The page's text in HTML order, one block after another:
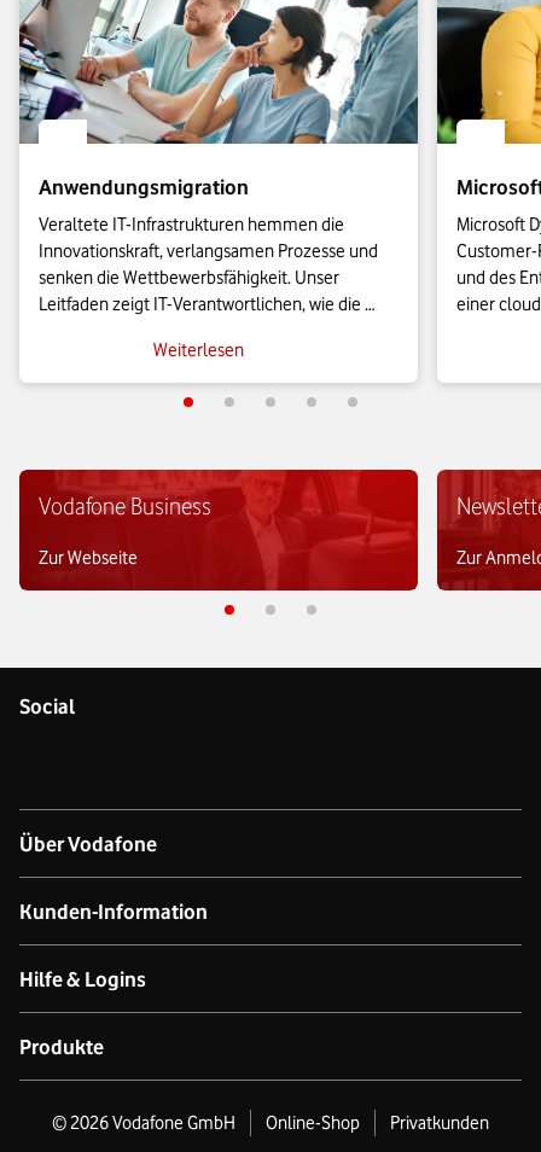
Anwendungsmigration
Veraltete IT-Infrastrukturen hemmen die
Innovationskraft, verlangsamen Prozesse und
senken die Wettbewerbsfähigkeit. Unser
Leitfaden zeigt IT-Verantwortlichen, wie die
gelingt und wie sich geschäftskritische Prozesse
agil skalieren lassen.
Weiterlesen
Microsoft
Customer-
und des
einer
Vodafone Business
Zur Webseite Zur
Social
Über Vodafone
Über das Unternehmen
Netzabdeckung Mobilfunk
Nachhaltigkeit
Kunden-Information
Kontakt für Geschäftskund:innen
Datenschutz
Hilfe & Logins
Produkt- & technischer Support
Produkte
©2026Vodafone GmbH Online-Shop Privatkunden